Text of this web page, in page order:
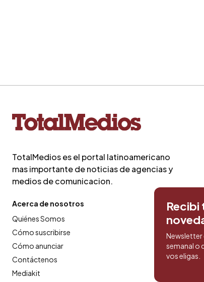
TotalMedios es el portal latinoamericano
mas importante de noticias de agencias y
medios de comunicacion.
Acerca de nosotros
Quiénes Somos
Cómo suscribirse
Cómo anunciar
Contáctenos
Mediakit
Recibi
semanal o
vos eligas.